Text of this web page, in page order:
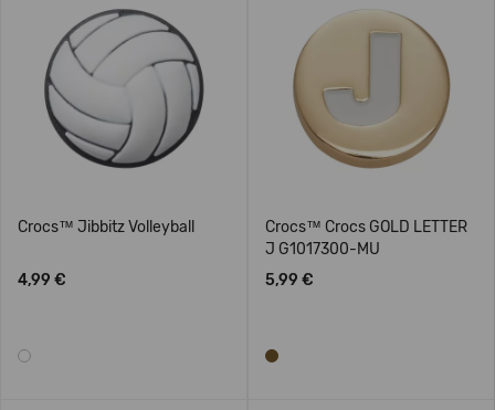
Crocs™ Jibbitz Volleyball
4,99 €
Crocs™ Crocs GOLD LETTER
J G1017300-MU
5,99 €